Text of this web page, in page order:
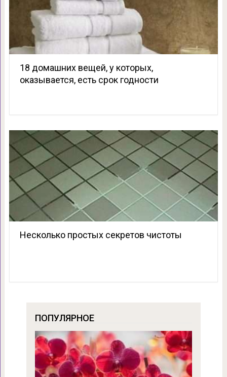
18 домашних вещей, у которых,
оказывается, есть срок годности
Несколько простых секретов чистоты
ПОПУЛЯРНОЕ